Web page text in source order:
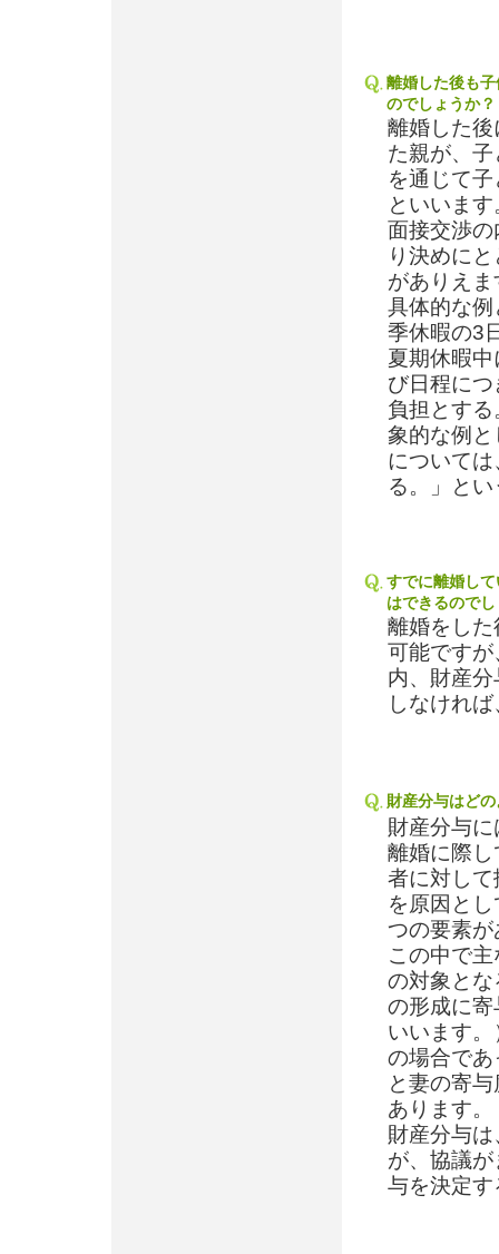
離婚した後も
のでしょうか？
離婚した
た親が、
を通じて
といいます
面接交渉
り決めに
がありえま
具体的な
季休暇の3
夏期休暇
び日程に
負担とす
象的な例
について
る。」と
すでに離婚し
はできるので
離婚をし
可能です
内、財産
しなけれ
財産分与はど
財産分与
離婚に際
者に対し
を原因と
つの要素
この中で
の対象と
の形成に
いいます
の場合で
と妻の寄
あります。
財産分与
が、協議
与を決定